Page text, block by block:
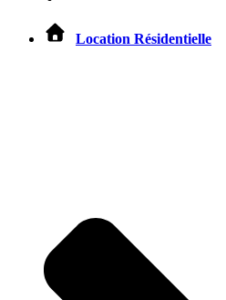
Location Résidentielle